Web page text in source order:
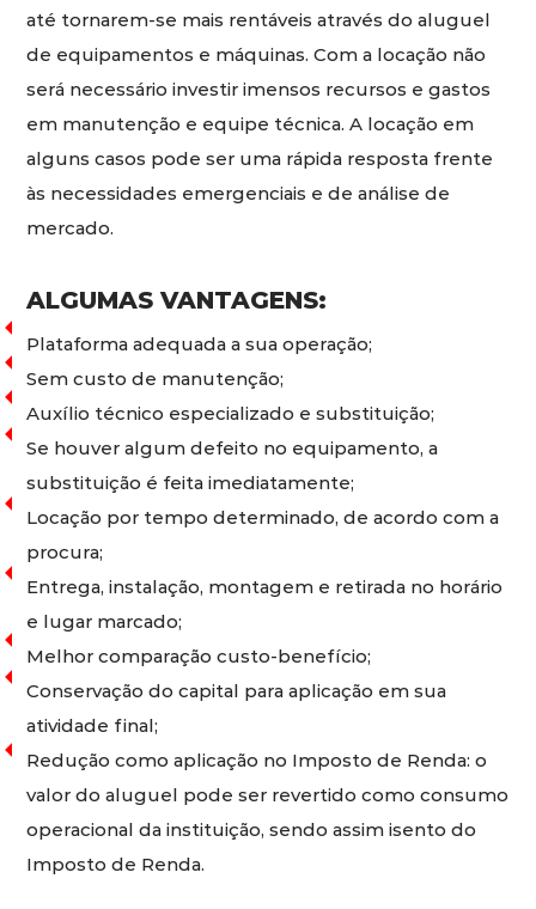
até tornarem-se mais rentáveis através do aluguel
de equipamentos e máquinas. Com a locação não
será necessário investir imensos recursos e gastos
em manutenção e equipe técnica. A locação em
alguns casos pode ser uma rápida resposta frente
às necessidades emergenciais e de análise de
mercado.
ALGUMAS VANTAGENS:
Plataforma adequada a sua operação;
Sem custo de manutenção;
Auxílio técnico especializado e substituição;
Se houver algum defeito no equipamento, a
substituição é feita imediatamente;
Locação por tempo determinado, de acordo com a
procura;
Entrega, instalação, montagem e retirada no horário
e lugar marcado;
Melhor comparação custo-benefício;
Conservação do capital para aplicação em sua
atividade final;
Redução como aplicação no Imposto de Renda: o
valor do aluguel pode ser revertido como consumo
operacional da instituição, sendo assim isento do
Imposto de Renda.